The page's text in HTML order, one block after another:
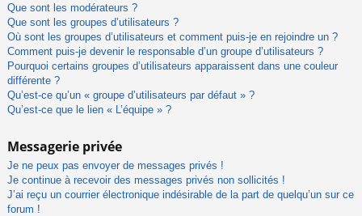
Que sont les modérateurs ?
Que sont les groupes d’utilisateurs ?
Où sont les groupes d’utilisateurs et comment puis-je en rejoindre un ?
Comment puis-je devenir le responsable d’un groupe d’utilisateurs ?
Pourquoi certains groupes d’utilisateurs apparaissent dans une couleur
différente ?
Qu’est-ce qu’un « groupe d’utilisateurs par défaut » ?
Qu’est-ce que le lien « L’équipe » ?
Messagerie privée
Je ne peux pas envoyer de messages privés !
Je continue à recevoir des messages privés non sollicités !
J’ai reçu un courrier électronique indésirable de la part de quelqu’un sur ce
forum !